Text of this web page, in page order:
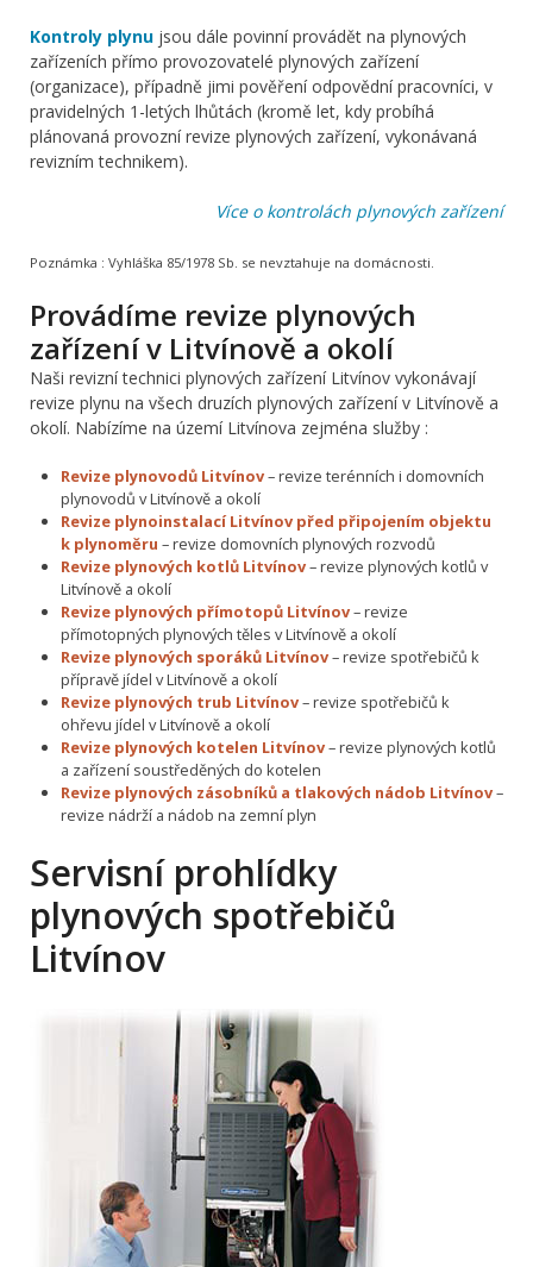
Kontroly plynu jsou dále povinní provádět na plynových
zařízeních přímo provozovatelé plynových zařízení
(organizace), případně jimi pověření odpovědní pracovníci, v
pravidelných 1-letých lhůtách (kromě let, kdy probíhá
plánovaná provozní revize plynových zařízení, vykonávaná
revizním technikem).
Více o kontrolách plynových zařízení
Poznámka : Vyhláška 85/1978 Sb. se nevztahuje na domácnosti.
Provádíme revize plynových
zařízení v Litvínově a okolí
Naši revizní technici plynových zařízení Litvínov vykonávají
revize plynu na všech druzích plynových zařízení v Litvínově a
okolí. Nabízíme na území Litvínova zejména služby :
Revize plynovodů Litvínov– revize terénních i domovních
plynovodů v Litvínově a okolí
Revize plynoinstalací Litvínov před připojením objektu
k plynoměru – revize domovních plynových rozvodů
Revize plynových kotlů Litvínov– revize plynových kotlů v
Litvínově a okolí
Revize plynových přímotopů Litvínov– revize
přímotopných plynových těles v Litvínově a okolí
Revize plynových sporáků Litvínov– revize spotřebičů k
přípravě jídel v Litvínově a okolí
Revize plynových trub Litvínov– revize spotřebičů k
ohřevu jídel v Litvínově a okolí
Revize plynových kotelen Litvínov– revize plynových kotlů
a zařízení soustředěných do kotelen
Revize plynových zásobníků a tlakových nádob Litvínov–
revize nádrží a nádob na zemní plyn
Servisní prohlídky
plynových spotřebičů
Litvínov